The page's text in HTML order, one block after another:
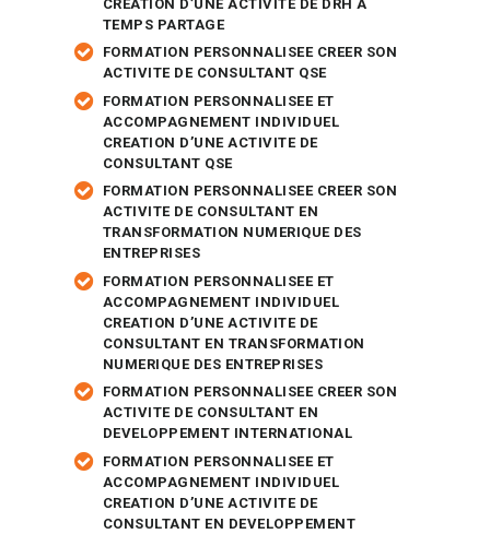
CREATION D’UNE ACTIVITE DE DRH A
TEMPS PARTAGE
FORMATION PERSONNALISEE CREER SON
ACTIVITE DE CONSULTANT QSE
FORMATION PERSONNALISEE ET
ACCOMPAGNEMENT INDIVIDUEL
CREATION D’UNE ACTIVITE DE
CONSULTANT QSE
FORMATION PERSONNALISEE CREER SON
ACTIVITE DE CONSULTANT EN
TRANSFORMATION NUMERIQUE DES
ENTREPRISES
FORMATION PERSONNALISEE ET
ACCOMPAGNEMENT INDIVIDUEL
CREATION D’UNE ACTIVITE DE
CONSULTANT EN TRANSFORMATION
NUMERIQUE DES ENTREPRISES
FORMATION PERSONNALISEE CREER SON
ACTIVITE DE CONSULTANT EN
DEVELOPPEMENT INTERNATIONAL
FORMATION PERSONNALISEE ET
ACCOMPAGNEMENT INDIVIDUEL
CREATION D’UNE ACTIVITE DE
CONSULTANT EN DEVELOPPEMENT